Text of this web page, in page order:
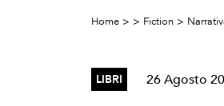
Home > > Fiction >
LIBRI 26 Agosto